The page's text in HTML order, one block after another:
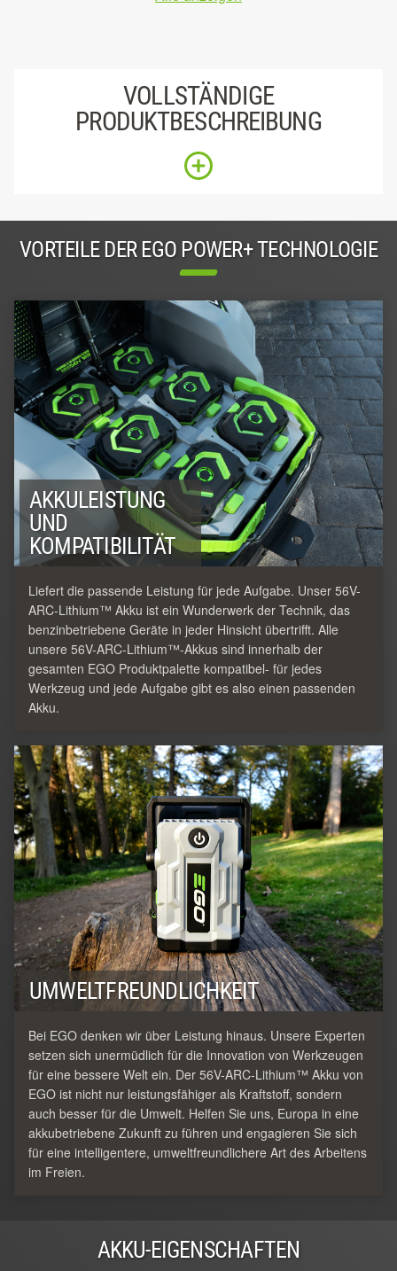
VOLLSTÄNDIGE
PRODUKTBESCHREIBUNG
VORTEILE DER EGO POWER+ TECHNOLOGIE
AKKULEISTUNG
UND
KOMPATIBILITÄT
Liefert die passende Leistung für jede Aufgabe. Unser 56V-
ARC-Lithium™ Akku ist ein Wunderwerk der Technik, das
benzinbetriebene Geräte in jeder Hinsicht übertrifft. Alle
unsere 56V-ARC-Lithium™-Akkus sind innerhalb der
gesamten EGO Produktpalette kompatibel- für jedes
Werkzeug und jede Aufgabe gibt es also einen passenden
Akku.
UMWELTFREUNDLICHKEIT
Bei EGO denken wir über Leistung hinaus. Unsere Experten
setzen sich unermüdlich für die Innovation von Werkzeugen
für eine bessere Welt ein. Der 56V-ARC-Lithium™ Akku von
EGO ist nicht nur leistungsfähiger als Kraftstoff, sondern
auch besser für die Umwelt. Helfen Sie uns, Europa in eine
akkubetriebene Zukunft zu führen und engagieren Sie sich
für eine intelligentere, umweltfreundlichere Art des Arbeitens
im Freien.
AKKU-EIGENSCHAFTEN